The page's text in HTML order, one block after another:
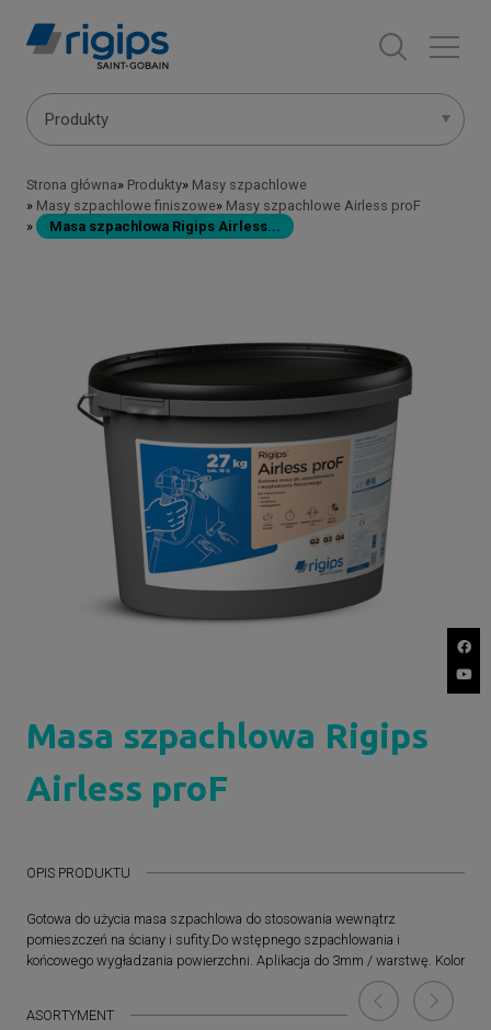
MainProdukty
Ścieżka
nawigacyjna
Strona główna Produkty
Masy szpachlowe
Masy szpachlowe finiszowe
Masy szpachlowe Airless proF
Masa szpachlowa Rigips Airless...
Masa szpachlowa Rigips
Airless proF
OPIS PRODUKTU
Gotowa do użycia masa szpachlowa do stosowania wewnątrz
pomieszczeń na ściany i sufity.Do wstępnego szpachlowania i
końcowego wygładzania powierzchni. Aplikacja do 3mm / warstwę. Kolor
ASORTYMENT